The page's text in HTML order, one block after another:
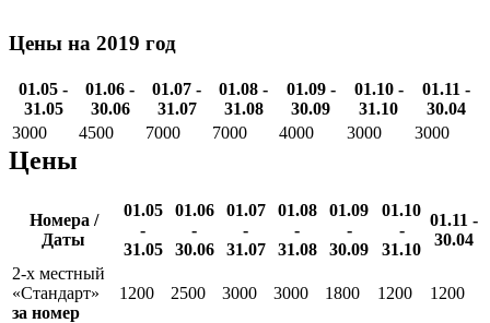
Цены на 2019 год
01.05 -
31.05
01.06 -
30.06
01.07 -
31.07
01.08 -
31.08
01.09 -
30.09
01.10 -
31.10
01.11 -
30.04
3000
4500 7000 7000 4000 3000 3000
Цены
Номера /
Даты
01.05
-
31.05
01.06
-
30.06
01.07
-
31.07
01.08
-
31.08
01.09
-
30.09
01.10
-
31.10
01.11 -
30.04
2-х местный
«Стандарт»
за номер
1200 2500 3000 3000 1800 1200 1200